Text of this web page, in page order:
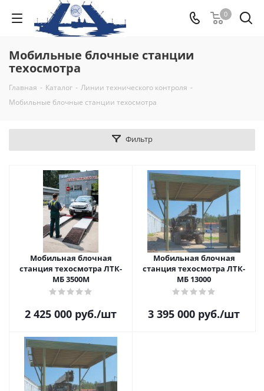
0
Мобильные блочные станции
техосмотра
Главная - Каталог - Линии технического контроля -
Мобильные блочные станции техосмотра
Фильтр
Мобильная блочная
станция техосмотра ЛТК-
МБ 3500М
2 425 000 руб./шт
Мобильная блочная
станция техосмотра ЛТК-
МБ 13000
3 395 000 руб./шт